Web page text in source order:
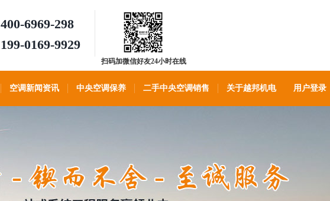
400-6969-298
199-0169-9929
扫码加微信好友24小时在线
空调新闻资讯 中央空调保养 二手中央空调销售 关于越邦机电 用户登录